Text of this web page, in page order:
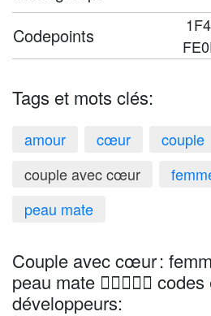
Codepoints
Tags et mots clés:
amour cœur
couple
couple avec cœur
peau mate
Couple avec cœur :
peau mate 👩🏾‍❤️‍👨🏾
développeurs: